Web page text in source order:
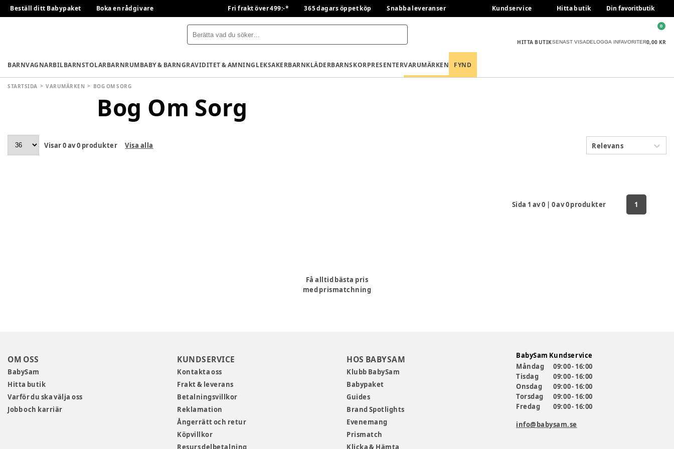
Beställ ditt Babypaket Boka en rådgivare Fri frakt över 499:-* 365 dagars öppet köp Snabba leveranser Kundservice Hitta butik Din favoritbutik
HITTA BUTIKSENAST VISADELOGGA INFAVORITER0,00 KR
0
BARNVAGNARBILBARNSTOLARBARNRUMBABY & BARNGRAVIDITET & AMNINGLEKSAKERBARNKLÄDERBARNSKORPRESENTERVARUMÄRKEN FYND
STARTSIDA VARUMÄRKEN BOG OM SORG
Bog Om Sorg
Visar0av0 produkter Visa alla Relevans
Sida 1 av0 | 0av0produkter 1
Få alltid bästa pris
med prismatchning
OM OSS
BabySam
Hitta butik
Varför du ska välja oss
Jobb och karriär
KUNDSERVICE
Kontakta oss
Frakt & leverans
Betalningsvillkor
Reklamation
Ångerrätt och retur
Köpvillkor
Resurs delbetalning
HOS BABYSAM
Klubb BabySam
Babypaket
Guides
Brand Spotlights
Evenemang
Prismatch
Klicka & Hämta
BabySam Kundservice
Måndag
09:00 - 16:00
Tisdag
09:00 - 16:00
Onsdag
09:00 - 16:00
Torsdag
09:00 - 16:00
Fredag
09:00 - 16:00
info@babysam.se